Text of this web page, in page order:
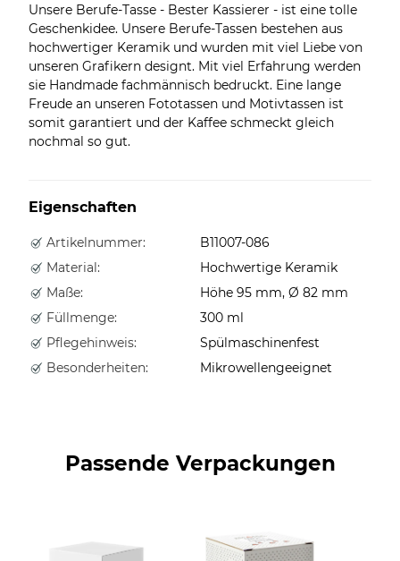
Unsere Berufe-Tasse - Bester Kassierer - ist eine tolle
Geschenkidee. Unsere Berufe-Tassen bestehen aus
hochwertiger Keramik und wurden mit viel Liebe von
unseren Grafikern designt. Mit viel Erfahrung werden
sie Handmade fachmännisch bedruckt. Eine lange
Freude an unseren Fototassen und Motivtassen ist
somit garantiert und der Kaffee schmeckt gleich
nochmal so gut.
Eigenschaften
Artikelnummer:
B11007-086
Material:
Hochwertige Keramik
Maße:
Höhe 95 mm, Ø 82 mm
Füllmenge:
300 ml
Pflegehinweis:
Spülmaschinenfest
Besonderheiten:
Mikrowellengeeignet
Passende Verpackungen